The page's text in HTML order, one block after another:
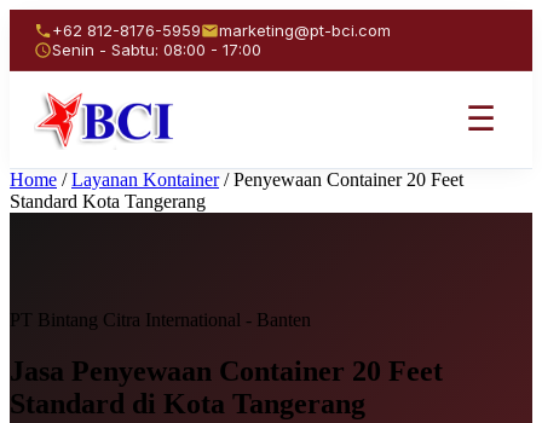
+62 812-8176-5959
marketing@pt-bci.com
Senin - Sabtu: 08:00 - 17:00
☰
Home / Layanan Kontainer / Penyewaan Container 20 Feet
Standard Kota Tangerang
PT Bintang Citra International - Banten
Jasa Penyewaan Container 20 Feet
Standard di Kota Tangerang